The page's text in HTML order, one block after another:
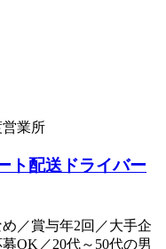
業所
ト配送ドライバー
／賞与年2回／大手企
OK／20代～50代の男